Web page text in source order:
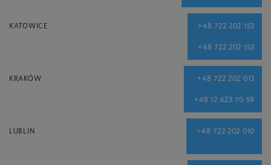
KATOWICE +48 722 202 153
+48 722 202 153
KRAKÓW +48 722 202 013
+48 12 623 70 59
LUBLIN +48 722 202 010